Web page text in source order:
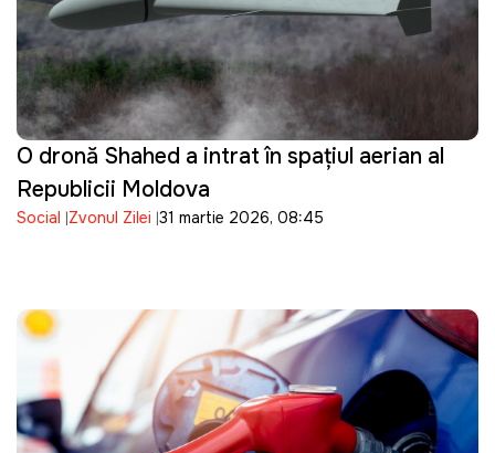
O dronă Shahed a intrat în spațiul aerian al
Republicii Moldova
Social Zvonul Zilei 31 martie 2026, 08:45